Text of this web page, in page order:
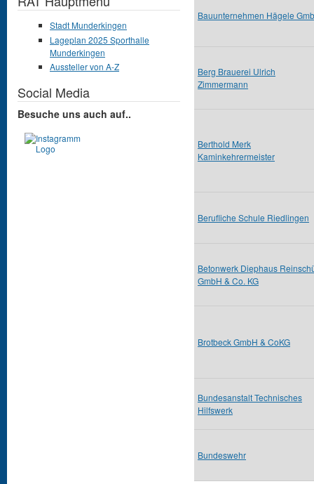
Bauunternehmen Hägele
Berg Brauerei Ulrich
Zimmermann
Berthold Merk
Kaminkehrermeister
Berufliche Schule Riedlingen
Betonwerk Diephaus
GmbH & Co. KG
Brotbeck GmbH & CoKG
Bundesanstalt Technisches
Hilfswerk
Bundeswehr
Stadt Munderkingen
Lageplan 2025 Sporthalle
Munderkingen
Aussteller von A-Z
Social Media
Besuche uns auch auf..